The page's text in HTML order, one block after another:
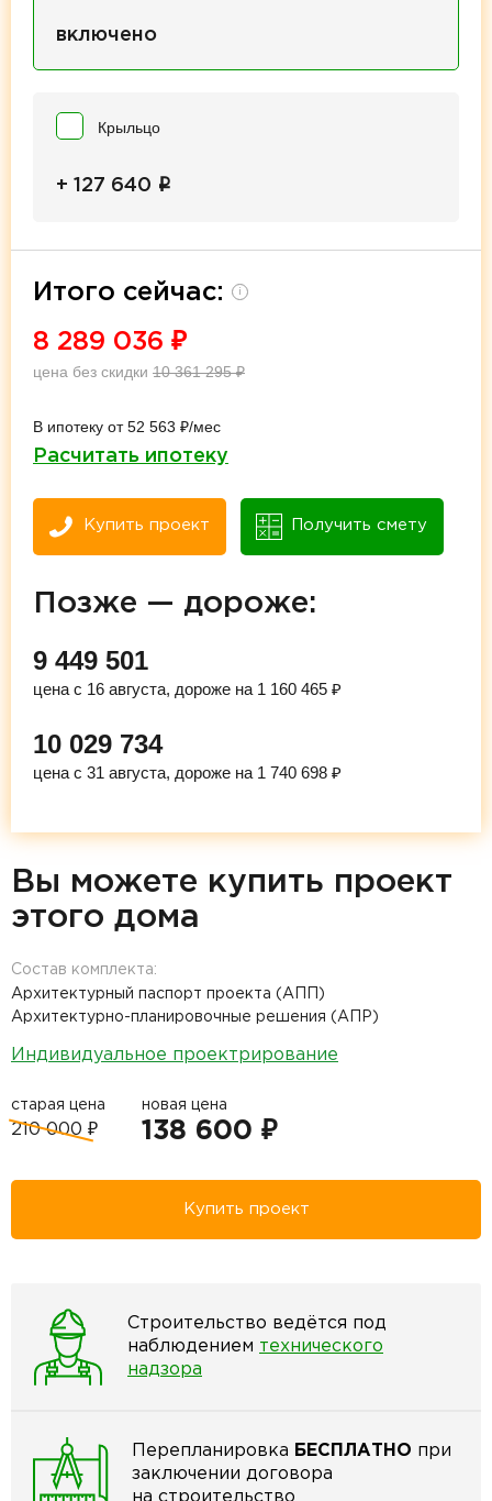
включено
Крыльцо
+ 127 640 i
Итого сейчас: i
8 289 036 ₽
цена без скидки 10 361 295₽
В ипотеку от 52 563 ₽/мес
Расчитать ипотеку
Купить проект Получить смету
Позже — дороже:
9 449 501
цена с 16 августа, дороже на 1 160 465 ₽
10 029 734
цена с 31 августа, дороже на 1 740 698 ₽
Вы можете купить проект
этого дома
Состав комплекта:
Архитектурный паспорт проекта (АПП)
Архитектурно-планировочные решения (АПР)
Индивидуальное проектрирование
старая цена
210 000 ₽
новая цена
138 600 ₽
Купить проект
Строительство ведётся под
наблюдением технического
надзора
Перепланировка БЕСПЛАТНО при
заключении договора
на строительство